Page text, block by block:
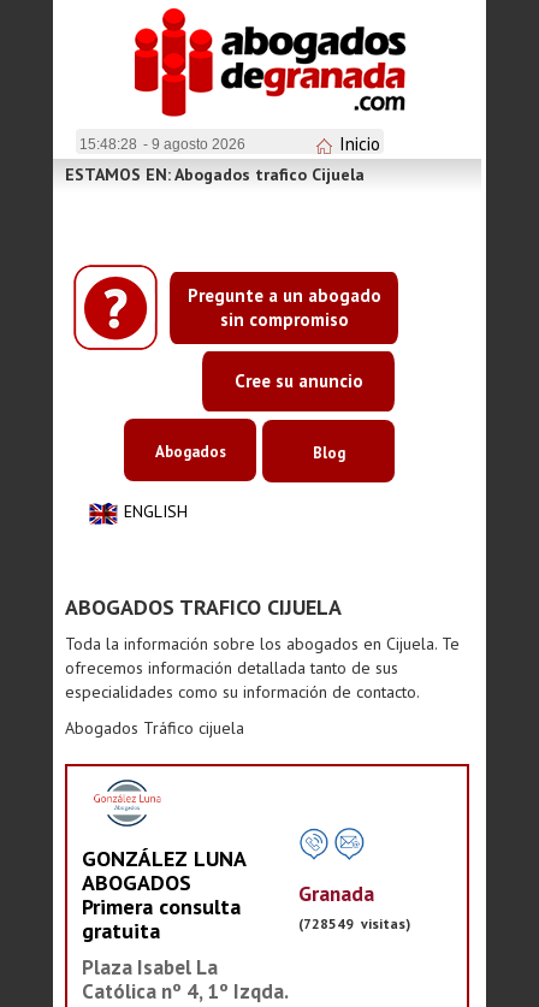
15:48:29 - 9 agosto 2026 Inicio
Pregunte a un abogado
sin compromiso
Cree su anuncio
ESTAMOS EN: Abogados trafico Cijuela
ENGLISH
Abogados Blog
ABOGADOS TRAFICO CIJUELA
Toda la información sobre los abogados en Cijuela. Te
ofrecemos información detallada tanto de sus
especialidades como su información de contacto.
Abogados Tráfico cijuela
GONZÁLEZ LUNA
ABOGADOS
Primera consulta
gratuita
Plaza Isabel La
Católica nº 4, 1º Izqda.
Granada
(728549 visitas)